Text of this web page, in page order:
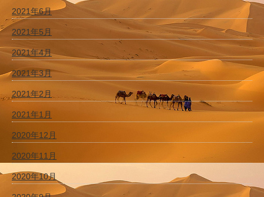
2021年6月
2021年5月
2021年4月
2021年3月
2021年2月
2021年1月
2020年12月
2020年11月
2020年10月